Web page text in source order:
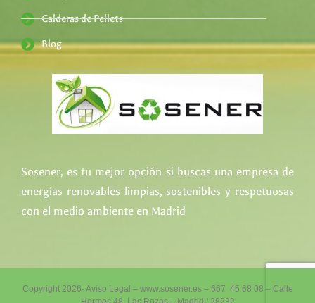
Calderas de Pellets
Blog
Sosener, es tu mejor opción si buscas una empresa de
energías renovables limpias, sostenibles y respetuosas
con el medio ambiente en Madrid
Copyright 2026- Aviso Legal – www.sosener.es – 667 45 68 08 – Calle